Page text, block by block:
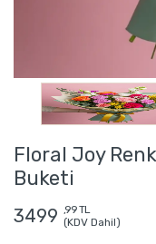
Floral Joy
Buketi
3499 ,99 TL
(KDV Dahil)